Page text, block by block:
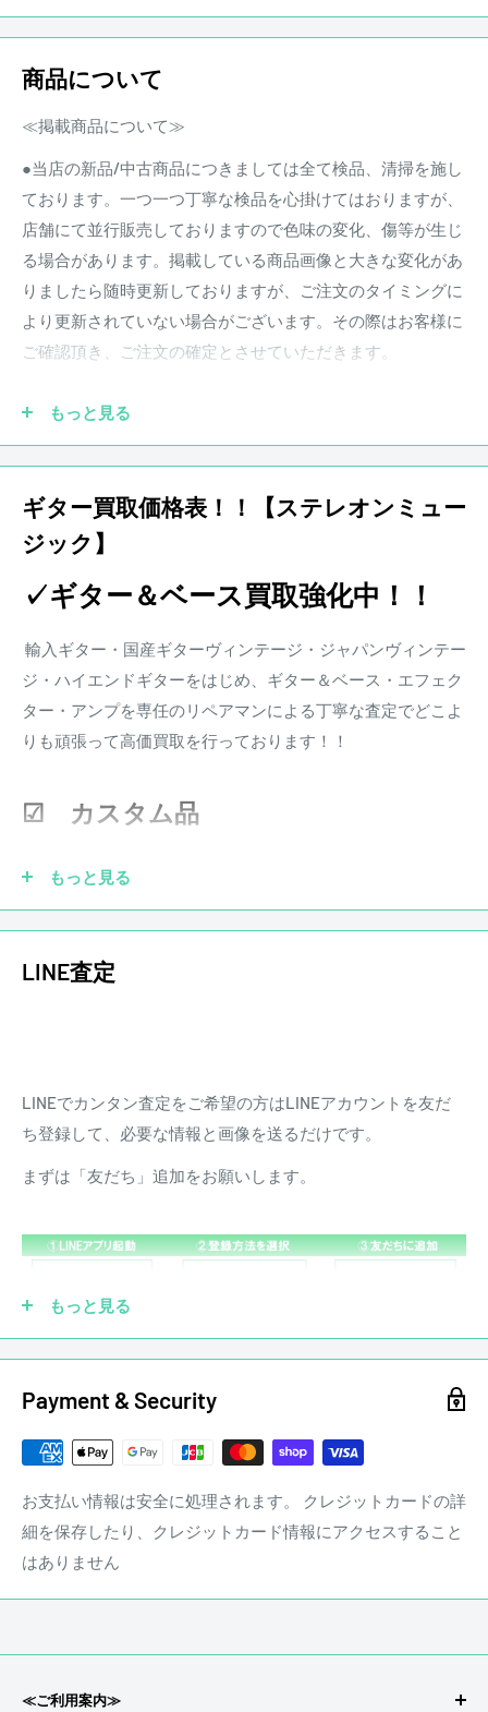
王道の3-Color Sunburstは経年によって良い雰囲気を感じさ
せ、渋い佇まい。
ジスタイルのクルーソンペグを搭載。ブリッジにはオリジナ
ルのトレモロブリッジを採用。
ピックアップにはFender Custom Shopにも使用されているUS
製のTEXAS SPECIALをマウントした特別仕様。クリーン時に
は存在感のあるサウンドを、ドライブ時にはファットで粘り
のあるサウンドを出力。セレクターは5Way仕様となってお
り、使い勝手のよい仕様に。
【付属品についてのご案内】
・掲載画像に写っているものが全ての付属品です。
■BODY:Alder
■FINGER BOARD:Rosewood
■PICKUPS:Fender Texas Special
商品状態
中古品 キズあり
※状態は画像にてご確認ください。
店頭にて買取を行った中古品となります
※大きく目立つキズや、写真に写るキズのみ撮影しておりま
す
当店専任リペアマンによるメンテナンス済みです。
商品について
≪掲載商品について≫
●当店の新品/中古商品につきましては全て検品、清掃を施し
ております。一つ一つ丁寧な検品を心掛けてはおりますが、
店舗にて並行販売しておりますので色味の変化、傷等が生じ
る場合があります。掲載している商品画像と大きな変化があ
りましたら随時更新しておりますが、ご注文のタイミングに
より更新されていない場合がございます。その際はお客様に
ご確認頂き、ご注文の確定とさせていただきます。
干異なる場合がございます。予めご了承ください。
●保証書が付属している商品につきましては購入から1年とな
ります。保証期
間中、正常なご使用状況のもとで発生した故
障につきましては、無料で調整・修理致します。
楽器本体に対する保証となります。消耗部品、付属品、セッ
ト等に含まれる楽器本体以外の商品に関しましては保証の対
象外となります。また、配送にかかる費用は原則お客様負担
となります。
などがあった場合、弊社にて調整、リペアの対応をさせて頂
もっと見る
ギター買取価格表！！【ステレオンミュー
ジック】
✓ギター＆ベース買取強化中！！
輸入ギター・国産ギターヴィンテージ・ジャパンヴィンテー
ジ・ハイエンドギターをはじめ、ギター＆ベース・エフェク
ター・アンプを専任のリペアマンによる丁寧な査定でどこよ
りも頑張って高価買取を行っております！！
☑ カスタム品
ピックアップを社外品に交換していても大丈夫です！もちろ
ん純正品がなくても買取させていただきます。他にも、ブリ
取させていただきます。
☑ 傷あり
もっと見る
LINE査定
LINEでカンタン査定をご希望の方はLINEアカウントを友だ
ち登録して、必要な情報と画像を送るだけです。
まずは「友だち」追加をお願いします。
stereon music LINE QRコード
もっと見る
Payment & Security
お支払い情報は安全に処理されます。 クレジットカードの詳
細を保存したり、クレジットカード情報にアクセスすること
はありません
≪ご利用案内≫